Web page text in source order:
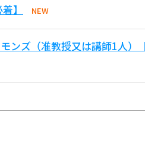
】
NEW
ズ（准教授又は講師1人）